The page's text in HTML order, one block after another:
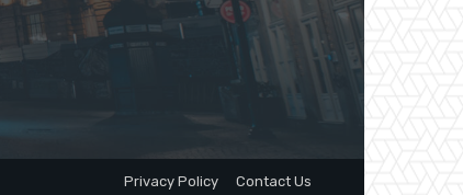
Privacy Policy Contact Us